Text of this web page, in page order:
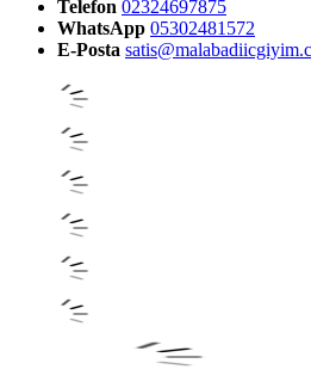
Telefon 02324697875
WhatsApp 05302481572
E-Posta